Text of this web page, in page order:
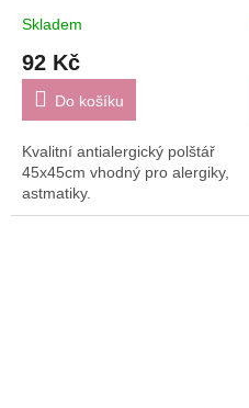
Skladem
92 Kč
Do košíku
Kvalitní antialergický polštář
45x45cm vhodný pro alergiky,
astmatiky.